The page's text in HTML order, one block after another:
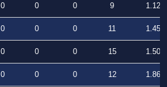
0 0 0 9
1.124
0 0 0 11
1.452
0 0 0 15
1.500
0 0 0 12
1.862